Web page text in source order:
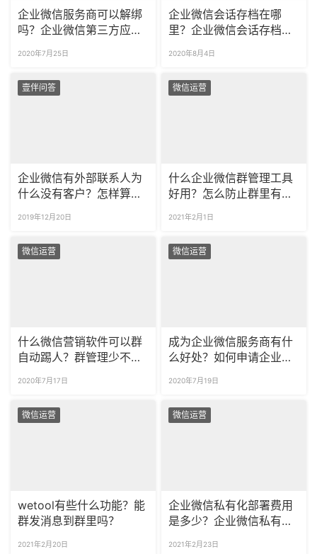
企业微信服务商可以解绑
吗？企业微信第三方应用
2020年7月25日
企业微信会话存档在哪
里？企业微信会话存档可
2020年8月4日
壹伴问答
企业微信有外部联系人为
什么没有客户？怎样算是
2019年12月20日
微信运营
什么企业微信群管理工具
好用？怎么防止群里有人
2021年2月1日
微信运营
什么微信营销软件可以群
自动踢人？群管理少不了
2020年7月17日
微信运营
成为企业微信服务商有什
么好处？如何申请企业微
2020年7月19日
微信运营
wetool有些什么功能？能
群发消息到群里吗？
2021年2月20日
微信运营
企业微信私有化部署费用
是多少？企业微信私有部
2021年2月23日